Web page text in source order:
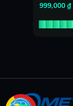
999,000 ₫